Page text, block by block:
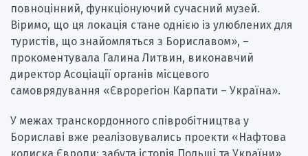
повноцінний, функціонуючий сучасний музей.
Віримо, що ця локація стане однією із улюблених для
туристів, що знайомляться з Бориславом», –
прокоментувала Галина Литвин, виконавчий
директор Асоціації органів місцевого
самоврядування «Єврорегіон Карпати – Україна».
У межах транскордонного співробітництва у
Бориславі вже реалізовувались проекти «Нафтова